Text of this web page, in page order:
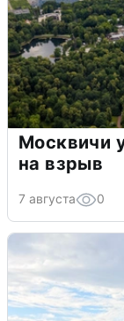
Москвичи
на взрыв
7 августа 0